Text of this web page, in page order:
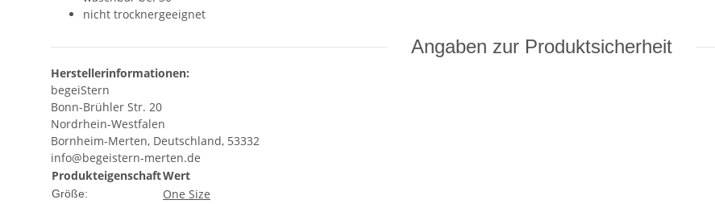
nicht trocknergeeignet
Angaben zur Produktsicherheit
Herstellerinformationen:
begeiStern
Bonn-Brühler Str. 20
Nordrhein-Westfalen
Bornheim-Merten, Deutschland, 53332
info@begeistern-merten.de
ProdukteigenschaftWert
Größe: One Size